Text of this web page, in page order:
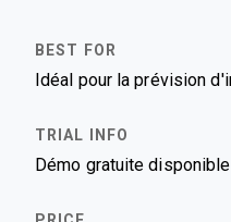
Idéal pour la prévision
Démo gratuite disponible